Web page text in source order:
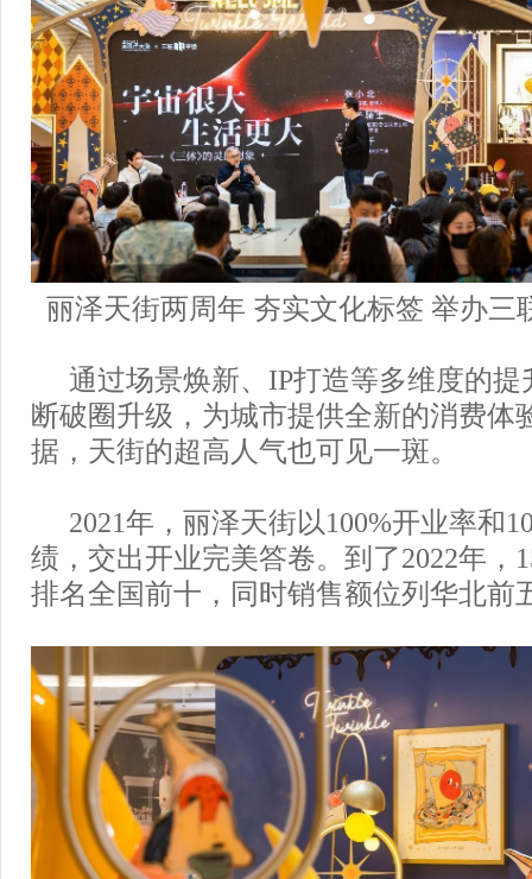
丽泽天街两周年 夯实文化标签 举办三
通过场景焕新、IP打造等多维度的提
断破圈升级，为城市提供全新的消费体
据，天街的超高人气也可见一斑。
2021年，丽泽天街以100%开业率和
绩，交出开业完美答卷。到了2022年，
排名全国前十，同时销售额位列华北前